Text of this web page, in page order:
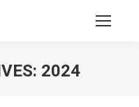
2024